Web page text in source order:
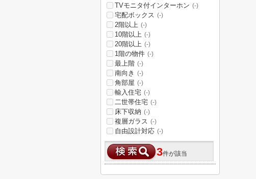
TVモニタ付インターホン (-)
宅配ボックス (-)
2階以上 (-)
10階以上 (-)
20階以上 (-)
1階の物件 (-)
最上階 (-)
南向き (-)
角部屋 (-)
輸入住宅 (-)
二世帯住宅 (-)
床下収納 (-)
複層ガラス (-)
自由設計対応 (-)
3件が該当